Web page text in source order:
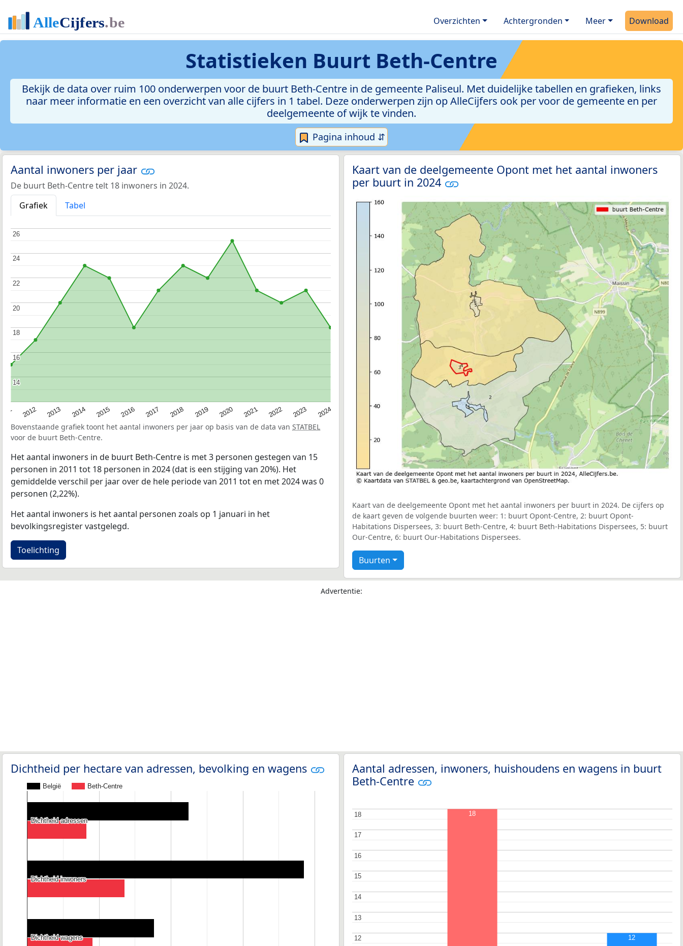
Overzichten Achtergronden Meer Download
Statistieken Buurt Beth-Centre
Bekijk de data over ruim 100 onderwerpen voor de buurt Beth-Centre in de gemeente Paliseul. Met duidelijke tabellen en grafieken, links
naar meer informatie en een overzicht van alle cijfers in 1 tabel. Deze onderwerpen zijn op AlleCijfers ook per voor de gemeente en per
deelgemeente of wijk te vinden.
Pagina inhoud ⇵
Aantal inwoners per jaar
De buurt Beth-Centre telt 18 inwoners in 2024.
Grafiek
Tabel
2012 2013 2014 2015 2016 2017 2018 2019 2020 2021 2022 2023 2024
14
14
16
16
18
18
20
20
22
22
24
24
26
26
Bovenstaande grafiek toont het aantal inwoners per jaar op basis van de data van STATBEL
voor de buurt Beth-Centre.
Het aantal inwoners in de buurt Beth-Centre is met 3 personen gestegen van 15
personen in 2011 tot 18 personen in 2024 (dat is een stijging van 20%). Het
gemiddelde verschil per jaar over de hele periode van 2011 tot en met 2024 was 0
personen (2,22%).
Het aantal inwoners is het aantal personen zoals op 1 januari in het
bevolkingsregister vastgelegd.
Toelichting
Kaart van de deelgemeente Opont met het aantal inwoners
per buurt in 2024
Kaart van de deelgemeente Opont met het aantal inwoners per buurt in 2024. De cijfers op
de kaart geven de volgende buurten weer: 1: buurt Opont-Centre, 2: buurt Opont-
Habitations Dispersees, 3: buurt Beth-Centre, 4: buurt Beth-Habitations Dispersees, 5: buurt
Our-Centre, 6: buurt Our-Habitations Dispersees.
Buurten
Advertentie:
Dichtheid per hectare van adressen, bevolking en wagens
België Beth-Centre
Dichtheid adressen
Dichtheid adressen
Dichtheid inwoners
Dichtheid inwoners
Dichtheid wagens
Dichtheid wagens
Aantal adressen, inwoners, huishoudens en wagens in buurt
Beth-Centre
12
12
13
13
14
14
15
15
16
16
17
17
18
18 18
12